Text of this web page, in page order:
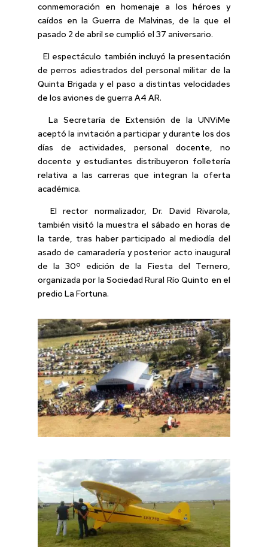
conmemoración en homenaje a los héroes y
caídos en la Guerra de Malvinas, de la que el
pasado 2 de abril se cumplió el 37 aniversario.
El espectáculo también incluyó la presentación
de perros adiestrados del personal militar de la
Quinta Brigada y el paso a distintas velocidades
de los aviones de guerra A4 AR.
La Secretaría de Extensión de la UNViMe
aceptó la invitación a participar y durante los dos
días de actividades, personal docente, no
docente y estudiantes distribuyeron folletería
relativa a las carreras que integran la oferta
académica.
El rector normalizador, Dr. David Rivarola,
también visitó la muestra el sábado en horas de
la tarde, tras haber participado al mediodía del
asado de camaradería y posterior acto inaugural
de la 30º edición de la Fiesta del Ternero,
organizada por la Sociedad Rural Río Quinto en el
predio La Fortuna.